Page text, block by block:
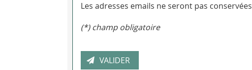
Les adresses emails ne seront pas
(*) champ obligatoire